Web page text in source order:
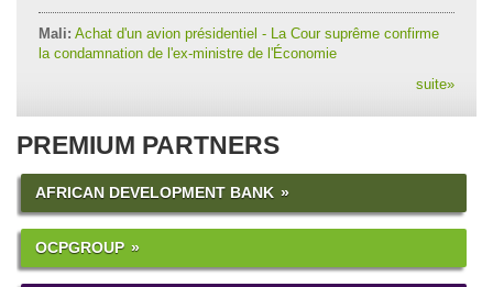
Mali: Achat d'un avion présidentiel - La Cour suprême confirme
la condamnation de l'ex-ministre de l'Économie
suite»
PREMIUM PARTNERS
AFRICAN DEVELOPMENT BANK
OCPGROUP